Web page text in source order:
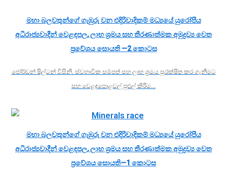
මහා බලවතුන්ගේ ගැඹුරු වන එදිරිවාදිකම් මධ්‍යයේ යුරෝපීය
අධිරාජ්‍යවාදීන් වෙළඳපල, ලාභ ශ්‍රමය සහ තීරණාත්මක අමුද්‍රව්‍ය වෙත
ප්‍රවේශය සොයති —2 කොටස
ජෝර්ඩන් ෂිල්ටන් විසිනි. ස්වභාවික සම්පත් සහ ලාභ ශ්‍රමය සුරක්ෂිත කර ගැනීමට
සහ වෙළඳපොළවල් පුළුල් කිරීම…
මහා බලවතුන්ගේ ගැඹුරු වන එදිරිවාදිකම් මධ්‍යයේ යුරෝපීය
අධිරාජ්‍යවාදීන් වෙළඳපල, ලාභ ශ්‍රමය සහ තීරණාත්මක අමුද්‍රව්‍ය වෙත
ප්‍රවේශය සොයති—1 කොටස